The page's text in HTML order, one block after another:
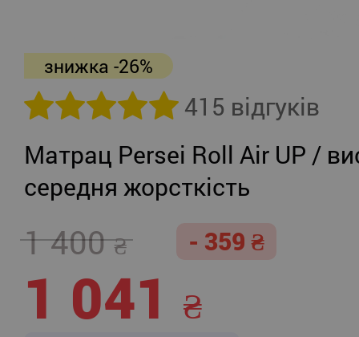
знижка -26%
415 відгуків
Матрац Persei Roll Air UP /
середня жорсткість
1 400 - 359
1 041